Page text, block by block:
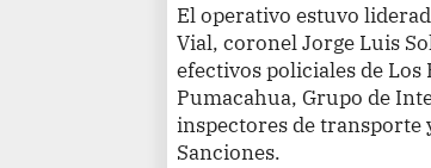
El operativo estuvo
Vial, coronel Jorge Luis
efectivos policiales de
Pumacahua, Grupo de
inspectores de transporte
Sanciones.